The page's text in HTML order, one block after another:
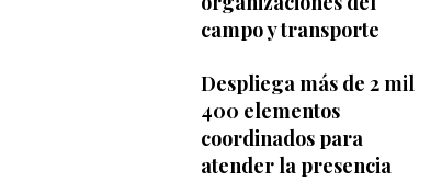
campo y transporte
Despliega más de 2 mil
400 elementos
coordinados para
atender la presencia